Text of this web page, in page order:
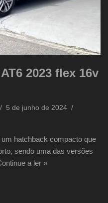
2023 flex 16v
5 de junho de 2024
hatchback compacto que
sendo uma das versões
a ler »